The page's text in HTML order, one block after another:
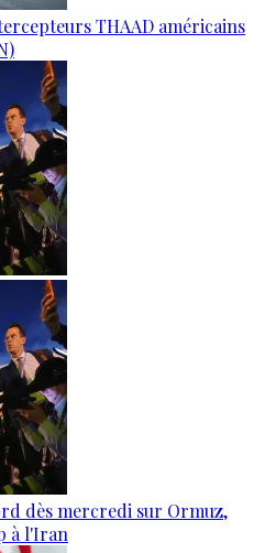
THAAD américains
dès mercredi sur Ormuz,
à l'Iran